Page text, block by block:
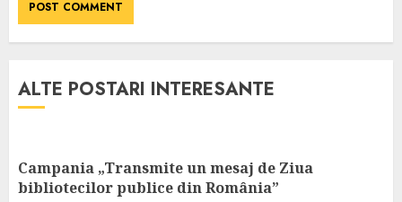
ALTE POSTARI INTERESANTE
Campania „Transmite un mesaj de Ziua
bibliotecilor publice din România”